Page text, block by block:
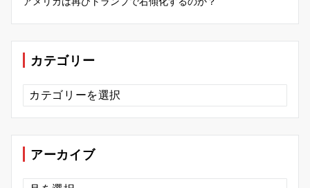
カテゴリー
カ
テ
ゴ
ー
アーカイブ
ア